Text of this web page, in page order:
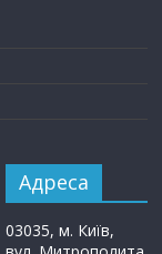
Адреса
03035, м. Київ,